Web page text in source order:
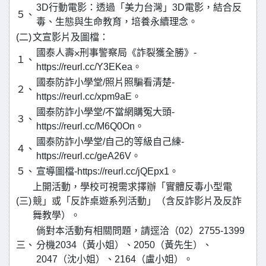
５、
3D行動電影：透過「美力台灣」3D電影，結合反
毒、生態與生命教育，培養永續理念。
(二)文宣影片及圖檔：
１、
國泰人壽⨉刑事警察局《詐裂獲全勝》-
https://reurl.cc/Y3EKea。
２、
國泰防詐小學堂/照片照騙看清楚-
https://reurl.cc/xpm9aE。
３、
國泰防詐小學堂/不當網購冤大頭-
https://reurl.cc/M6Q0On。
４、
國泰防詐小學堂/自己的等級自己練-
https://reurl.cc/geA26V。
５、 宣導圖檔-https://reurl.cc/jQEpx1。
(三)
上開活動，學校可視需求擇辦「實體反毒小型電
競」或「反詐桌遊系列活動」（含反詐影片及反詐
舞教學）。
三、
倘對本活動有相關問題，請逕洽（02）2755-1399
分機2034（黃小姐）、2050（黃先生）、
2047（沈小姐）、2164（盧小姐）。